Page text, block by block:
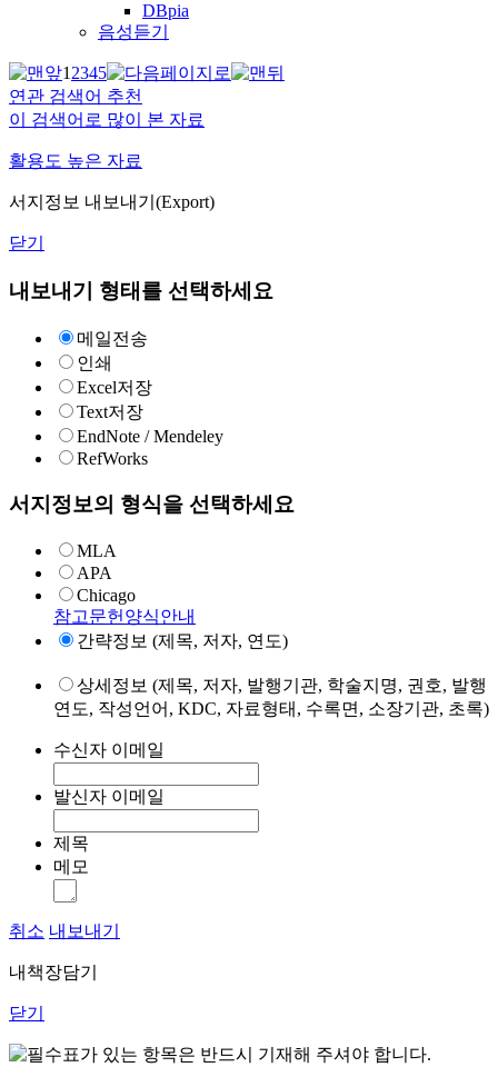
DBpia
음성듣기
12345
연관 검색어 추천
이 검색어로 많이 본 자료
활용도 높은 자료
서지정보 내보내기(Export)
닫기
내보내기 형태를 선택하세요
메일전송
인쇄
Excel저장
Text저장
EndNote / Mendeley
RefWorks
서지정보의 형식을 선택하세요
MLA
APA
Chicago
참고문헌양식안내
간략정보 (제목, 저자, 연도)
상세정보 (제목, 저자, 발행기관, 학술지명, 권호, 발행
연도, 작성언어, KDC, 자료형태, 수록면, 소장기관, 초록)
수신자 이메일
발신자 이메일
제목
메모
취소 내보내기
내책장담기
닫기
표가 있는 항목은 반드시 기재해 주셔야 합니다.